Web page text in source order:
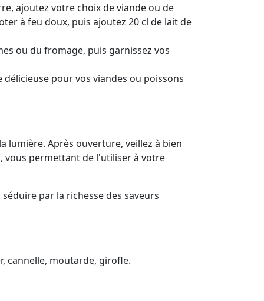
ajoutez votre choix de viande ou de
à feu doux, puis ajoutez 20 cl de lait de
ou du fromage, puis garnissez vos
pour vos viandes ou poissons
lumière. Après ouverture, veillez à bien
vous permettant de l'utiliser à votre
séduire par la richesse des saveurs
cannelle, moutarde, girofle.